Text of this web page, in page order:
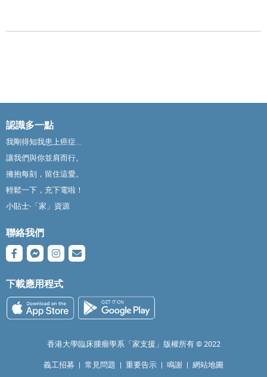
認識多一點
我剛得知我患上癌症...
讓我們與你並肩而行。
擁抱每刻，留住這愛。
輕鬆一下，充下電啦！
小貼士‧「家」資源
聯絡我們
下載應用程式
香港大學臨床腫瘤學系「家支援」版權所有 ©️ 2022
義工招募 | 常見問題 | 重要告示 | 鳴謝 | 網站地圖